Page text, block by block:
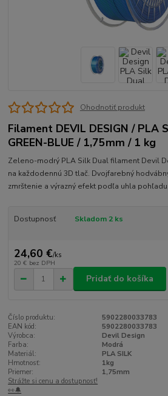
Ohodnotiť produkt
Filament DEVIL DESIGN / PLA
GREEN-BLUE / 1,75mm / 1 kg
Zeleno-modrý PLA Silk Dual filament Devil
na každodennú 3D tlač. Dvojfarebný
zmrštenie a výrazný efekt podľa uhla pohľadu.
Dostupnosť Skladom 2 ks
24,60 €/ks
20 € bez DPH
Pridať do košíka
Číslo produktu:
5902280033783
EAN kód:
5902280033783
Výrobca:
Devil Design
Farba:
Modrá
Materiál:
PLA SILK
Hmotnosť:
1kg
Priemer:
1,75mm
Strážte si cenu a dostupnosť!
👀🔔